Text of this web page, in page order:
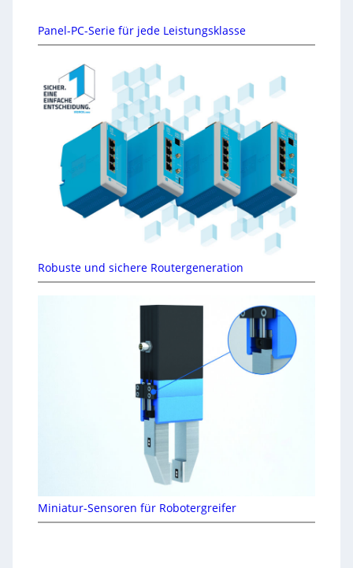
Panel-PC-Serie für jede Leistungsklasse
Robuste und sichere Routergeneration
Miniatur-Sensoren für Robotergreifer